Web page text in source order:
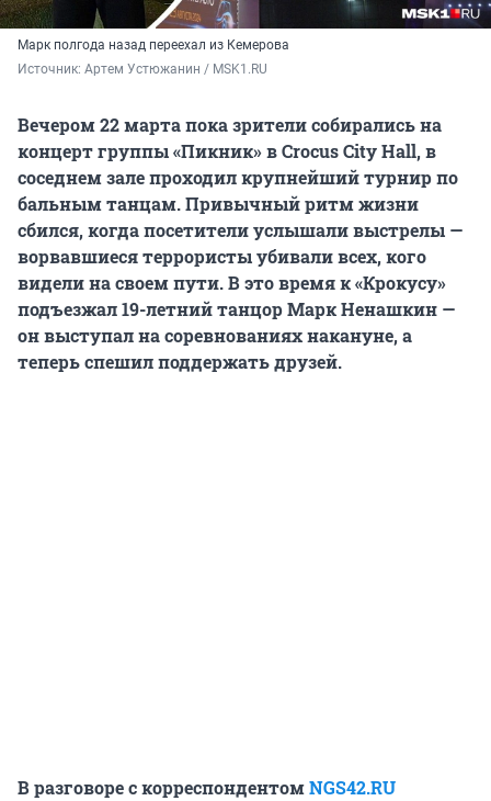
Марк полгода назад переехал из Кемерова
Источник: Артем Устюжанин / MSK1.RU
Вечером 22 марта пока зрители собирались на
концерт группы «Пикник» в Crocus City Hall, в
соседнем зале проходил крупнейший турнир по
бальным танцам. Привычный ритм жизни
сбился, когда посетители услышали выстрелы —
ворвавшиеся террористы убивали всех, кого
видели на своем пути. В это время к «Крокусу»
подъезжал 19-летний танцор Марк Ненашкин —
он выступал на соревнованиях накануне, а
теперь спешил поддержать друзей.
В разговоре с корреспондентомNGS42.RU